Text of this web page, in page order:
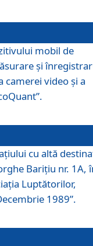
mobil de
și
camerei video și a
cu altă
Bariţiu nr. 1A,
Luptătorilor,
1989”.